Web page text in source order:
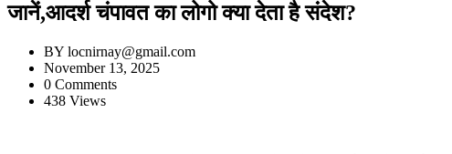
जानें,आदर्श चंपावत का लोगो क्या देता है संदेश?
BY locnirnay@gmail.com
November 13, 2025
0 Comments
438 Views